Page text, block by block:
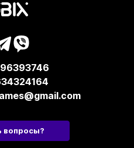
вопросы?